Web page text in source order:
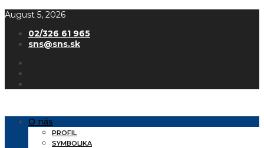
August 5, 2026
02/326 61 965
sns@sns.sk
O nás
PROFIL
SYMBOLIKA